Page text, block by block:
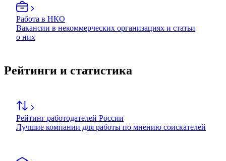
Работа в НКО
Вакансии в некоммерческих организациях и статьи
о них
Рейтинги и статистика
Рейтинг работодателей России
Лучшие компании для работы по мнению соискателей